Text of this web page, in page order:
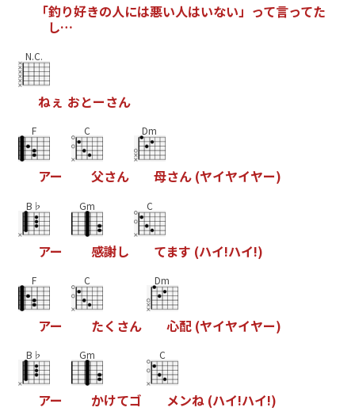
「釣り好きの人には悪い人はいない 」 って言ってた
し…
N.C.
ねぇ おとーさん
F
アー
C
父さん
Dm
母さん (ヤイヤイヤー)
B♭
アー
Gm
感謝し
C
てます (ハイ!ハイ!)
F
アー
C
たく さん
Dm
心配 (ヤイヤイヤー)
B♭
アー
Gm
かけてゴ
C
メンね (ハイ!ハイ!)